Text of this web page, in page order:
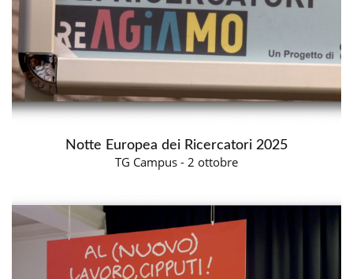
Notte Europea dei Ricercatori 2025
TG Campus - 2 ottobre